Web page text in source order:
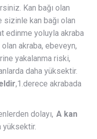
Kan bağı olan
sizinle kan bağı olan
edinme yoluyla akraba
akraba, ebeveyn,
yakalanma riski,
daha yüksektir.
,1.derece akrabada
dolayı, A kan
yüksektir.